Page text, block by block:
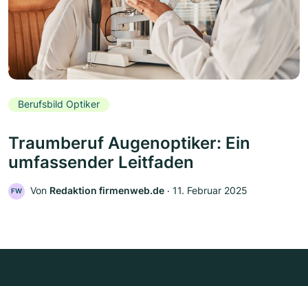
Berufsbild Optiker
Traumberuf Augenoptiker: Ein
umfassender Leitfaden
FW Von Redaktion firmenweb.de ‧ 11. Februar 2025